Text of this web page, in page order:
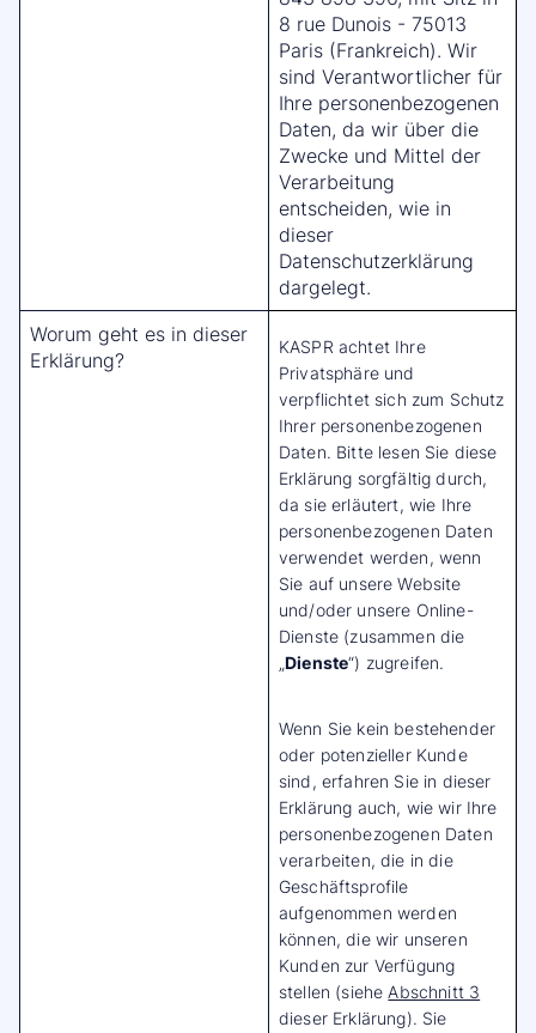
8 rue Dunois - 75013
Paris (Frankreich). Wir
sind Verantwortlicher für
Ihre personenbezogenen
Daten, da wir über die
Zwecke und Mittel der
Verarbeitung
entscheiden, wie in
dieser
Datenschutzerklärung
dargelegt.
Worum geht es in dieser
Erklärung?
KASPR achtet Ihre
Privatsphäre und
verpflichtet sich zum Schutz
Ihrer personenbezogenen
Daten. Bitte lesen Sie diese
Erklärung sorgfältig durch,
da sie erläutert, wie Ihre
personenbezogenen Daten
verwendet werden, wenn
Sie auf unsere Website
und/oder unsere Online-
Dienste (zusammen die
„Dienste“) zugreifen.
Wenn Sie kein bestehender
oder potenzieller Kunde
sind, erfahren Sie in dieser
Erklärung auch, wie wir Ihre
personenbezogenen Daten
verarbeiten, die in die
Geschäftsprofile
aufgenommen werden
können, die wir unseren
Kunden zur Verfügung
stellen (siehe Abschnitt 3
dieser Erklärung). Sie